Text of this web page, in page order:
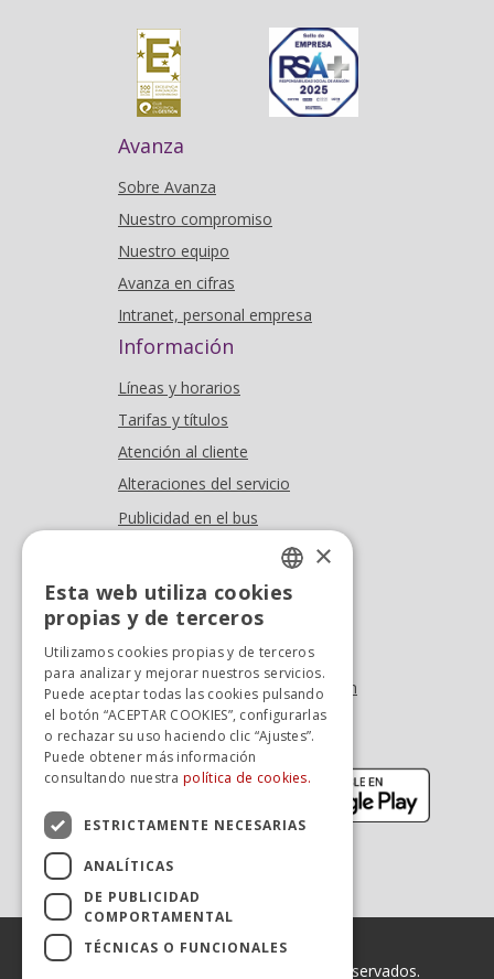
Avanza
Sobre Avanza
Nuestro compromiso
Nuestro equipo
Avanza en cifras
Intranet, personal empresa
Información
Líneas y horarios
Tarifas y títulos
Atención al cliente
Alteraciones del servicio
Publicidad en el bus
Oficina At. al cliente
Tel. +34 976 900 085
Tel. +34 900 923 181
info.zaragoza@avanzagrupo.com
Sugerencias y reclamaciones
Descarga la APP:
(se abre en nueva ventana)
(se
© 2026 Avanza. Todos los derechos reservados.
SPANISH
×
Esta web utiliza cookies
propias y de terceros
Utilizamos cookies propias y de terceros
para analizar y mejorar nuestros servicios.
Puede aceptar todas las cookies pulsando
el botón “ACEPTAR COOKIES”, configurarlas
o rechazar su uso haciendo clic “Ajustes”.
Puede obtener más información
consultando nuestra política de cookies.
ESTRICTAMENTE NECESARIAS
ANALÍTICAS
DE PUBLICIDAD
COMPORTAMENTAL
TÉCNICAS O FUNCIONALES